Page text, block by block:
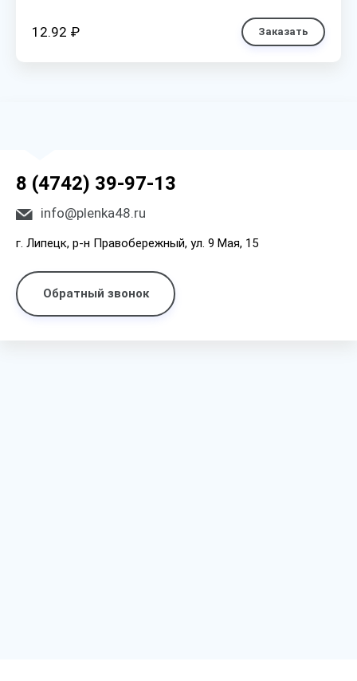
12.92 ₽ Заказать
8 (4742) 39-97-13
info@plenka48.ru
г. Липецк, р-н Правобережный, ул. 9 Мая, 15
Обратный звонок